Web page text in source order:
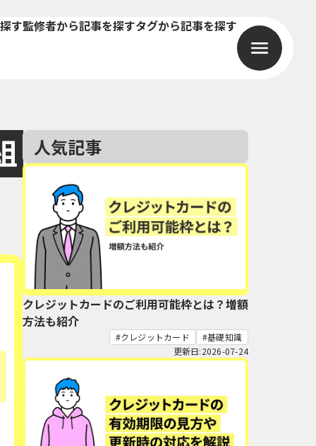
す監修者から記事を探すタグから記事を探す
人気記事
クレジットカードのご利用可能枠とは？増額
方法も紹介
クレジットカード
基礎知識
更新日:2026-07-24